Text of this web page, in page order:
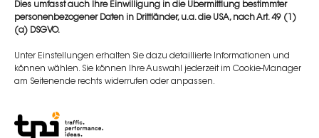
Dies umfasst auch Ihre Einwilligung in die Übermittlung bestimmter
personenbezogener Daten in Drittländer, u.a. die USA, nach Art. 49 (1)
(a) DSGVO.
Unter Einstellungen erhalten Sie dazu detaillierte Informationen und
können wählen. Sie können Ihre Auswahl jederzeit im Cookie-Manager
am Seitenende rechts widerrufen oder anpassen.
E-Mail:
Telefon: